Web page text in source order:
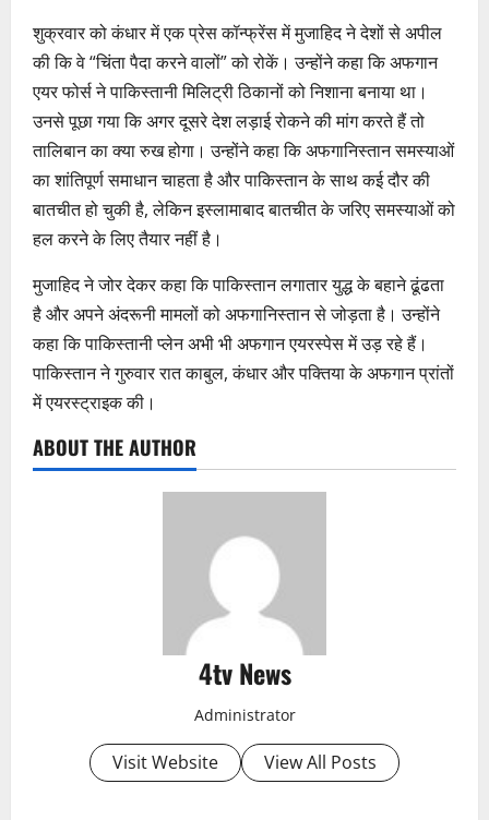
शुक्रवार को कंधार में एक प्रेस कॉन्फ्रेंस में मुजाहिद ने देशों से अपील
की कि वे “चिंता पैदा करने वालों” को रोकें। उन्होंने कहा कि अफगान
एयर फोर्स ने पाकिस्तानी मिलिट्री ठिकानों को निशाना बनाया था।
उनसे पूछा गया कि अगर दूसरे देश लड़ाई रोकने की मांग करते हैं तो
तालिबान का क्या रुख होगा। उन्होंने कहा कि अफगानिस्तान समस्याओं
का शांतिपूर्ण समाधान चाहता है और पाकिस्तान के साथ कई दौर की
बातचीत हो चुकी है, लेकिन इस्लामाबाद बातचीत के जरिए समस्याओं को
हल करने के लिए तैयार नहीं है।
मुजाहिद ने जोर देकर कहा कि पाकिस्तान लगातार युद्ध के बहाने ढूंढता
है और अपने अंदरूनी मामलों को अफगानिस्तान से जोड़ता है। उन्होंने
कहा कि पाकिस्तानी प्लेन अभी भी अफगान एयरस्पेस में उड़ रहे हैं।
पाकिस्तान ने गुरुवार रात काबुल, कंधार और पक्तिया के अफगान प्रांतों
में एयरस्ट्राइक की।
ABOUT THE AUTHOR
4tv News
Administrator
Visit Website View All Posts